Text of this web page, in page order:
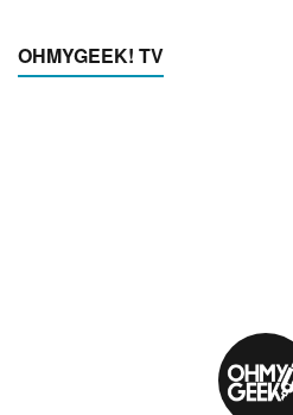
OHMYGEEK! TV